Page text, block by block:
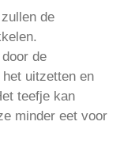
de
de
uitzetten en
teefje kan
minder eet voor